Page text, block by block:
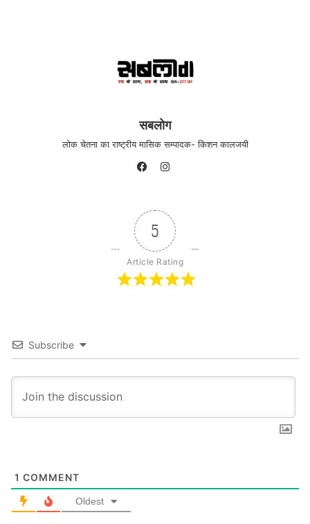
सबलोग
लोक चेतना का राष्ट्रीय मासिक सम्पादक- किशन कालजयी
Instagram
5
Article Rating
Subscribe
1 COMMENT
Oldest